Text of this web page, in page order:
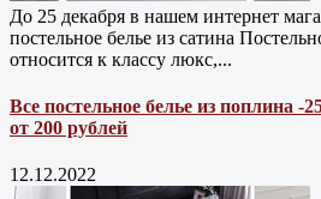
До 25 декабря в нашем интернет
постельное белье из сатина
относится к классу люкс,...
Все постельное белье из поплина -
от 200 рублей
12.12.2022